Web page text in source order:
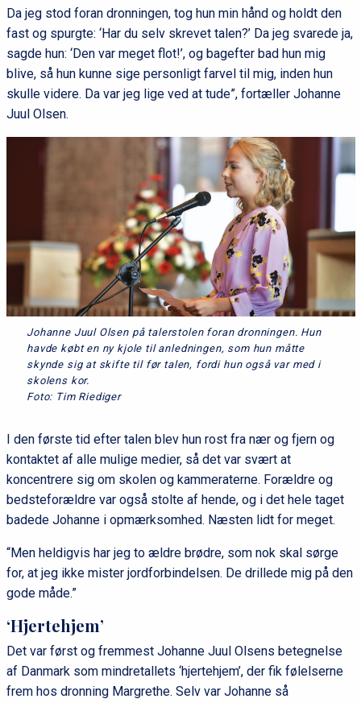
Da jeg stod foran dronningen, tog hun min hånd og holdt den
fast og spurgte: ‘Har du selv skrevet talen?’ Da jeg svarede ja,
sagde hun: ‘Den var meget flot!’, og bagefter bad hun mig
blive, så hun kunne sige personligt farvel til mig, inden hun
skulle videre. Da var jeg lige ved at tude”, fortæller Johanne
Juul Olsen.
Johanne Juul Olsen på talerstolen foran dronningen. Hun
havde købt en ny kjole til anledningen, som hun måtte
skynde sig at skifte til før talen, fordi hun også var med i
skolens kor.
Foto: Tim Riediger
kontaktet af alle mulige medier, så det var svært at
koncentrere sig om skolen og kammeraterne. Forældre og
bedsteforældre var også stolte af hende, og i det hele taget
badede Johanne i opmærksomhed. Næsten lidt for meget.
“Men heldigvis har jeg to ældre brødre, som nok skal sørge
for, at jeg ikke mister jordforbindelsen. De drillede mig på den
gode måde.”
‘Hjertehjem’
Det var først og fremmest Johanne Juul Olsens betegnelse
af Danmark som mindretallets ‘hjertehjem’, der fik følelserne
frem hos dronning Margrethe. Selv var Johanne så